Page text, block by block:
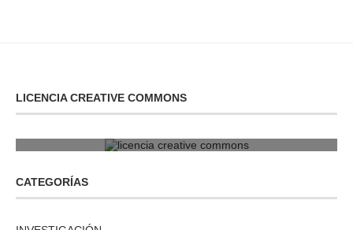
LICENCIA CREATIVE COMMONS
CATEGORÍAS